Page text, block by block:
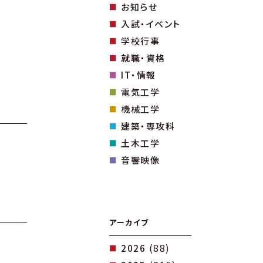
お知らせ
入試・イベント
学校行事
就職・資格
IT・情報
電気工学
機械工学
建築・専攻科
土木工学
音響映像
アーカイブ
2026 (88)